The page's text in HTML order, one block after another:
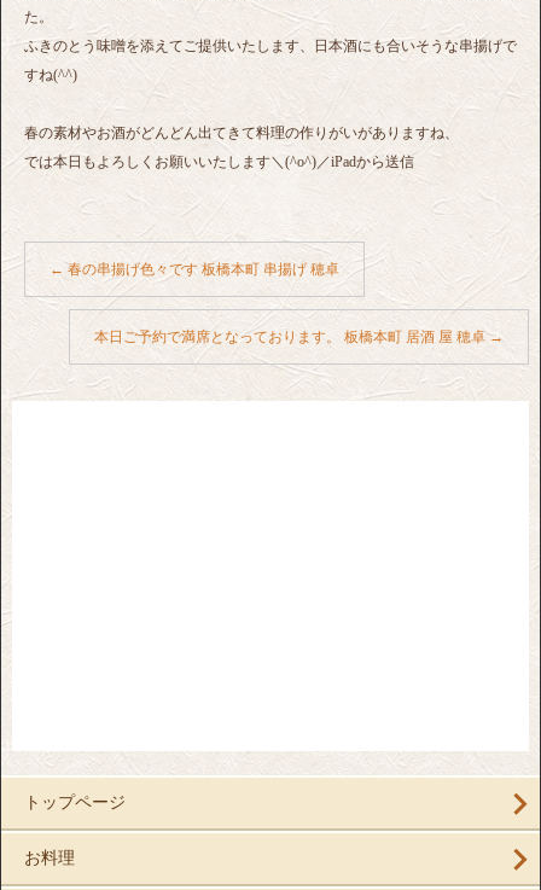
た。
ふきのとう味噌を添えてご提供いたします、日本酒にも合いそうな串揚げで
すね(^^)
春の素材やお酒がどんどん出てきて料理の作りがいがありますね、
では本日もよろしくお願いいたします＼(^o^)／iPadから送信
← 春の串揚げ色々です 板橋本町 串揚げ 穂卓
本日ご予約で満席となっております。 板橋本町 居酒 屋 穂卓→
トップページ
お料理